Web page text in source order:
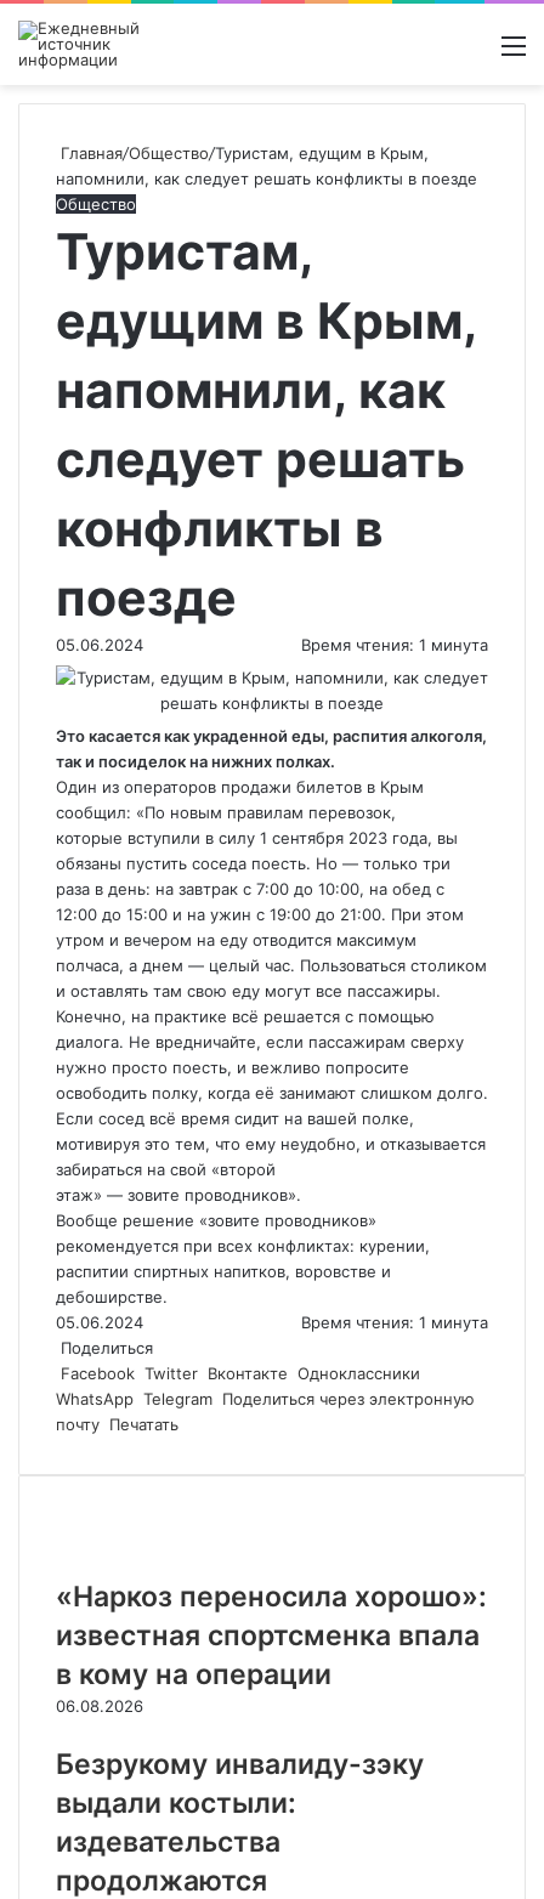
Поиск
Switch
Главная/Общество/Туристам, едущим в Крым,
напомнили, как следует решать конфликты в поезде
Общество
Туристам,
едущим в Крым,
напомнили, как
следует решать
конфликты в
поезде
05.06.2024 Время чтения: 1 минута
Это касается как украденной еды, распития алкоголя,
так и посиделок на нижних полках.
Один из операторов продажи билетов в Крым
сообщил: «По новым правилам перевозок,
которые вступили в силу 1 сентября 2023 года, вы
обязаны пустить соседа поесть. Но — только три
раза в день: на завтрак с 7:00 до 10:00, на обед с
12:00 до 15:00 и на ужин с 19:00 до 21:00. При этом
утром и вечером на еду отводится максимум
полчаса, а днем — целый час. Пользоваться столиком
и оставлять там свою еду могут все пассажиры.
Конечно, на практике всё решается с помощью
диалога. Не вредничайте, если пассажирам сверху
нужно просто поесть, и вежливо попросите
освободить полку, когда её занимают слишком долго.
Если сосед всё время сидит на вашей полке,
мотивируя это тем, что ему неудобно, и отказывается
забираться на свой «второй
этаж» — зовите проводников».
Вообще решение «зовите проводников»
рекомендуется при всех конфликтах: курении,
распитии спиртных напитков, воровстве и
дебоширстве.
05.06.2024
Время чтения: 1 минута
Поделиться
Facebook Twitter Вконтакте Одноклассники
WhatsApp Telegram Поделиться через электронную
почту Печатать
«Наркоз переносила хорошо»:
известная спортсменка впала
в кому на операции
06.08.2026
Безрукому инвалиду-зэку
выдали костыли:
издевательства
продолжаются